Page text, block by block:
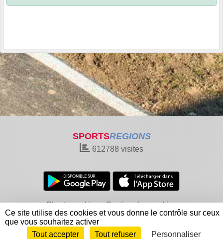
SPORTSREGIONS
612788 visites
Charte cookies
Gestion des cookies
Informations légales
Signaler un contenu inapproprié
Envie de participer ? Connexion
Ce site utilise des cookies et vous donne le contrôle sur ceux
que vous souhaitez activer
Tout accepter
Tout refuser Personnaliser